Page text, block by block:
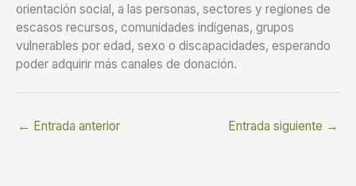
orientación social, a las personas, sectores y regiones de
escasos recursos, comunidades indígenas, grupos
vulnerables por edad, sexo o discapacidades, esperando
poder adquirir más canales de donación.
← Entrada anterior Entrada siguiente →